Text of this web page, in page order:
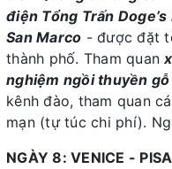
điện Tổng Trấn
San Marco - được đặt
thành phố. Tham quan
nghiệm ngồi thuyền gỗ
kênh đào, tham quan
mạn (tự túc chi phí).
NGÀY 8: VENICE -